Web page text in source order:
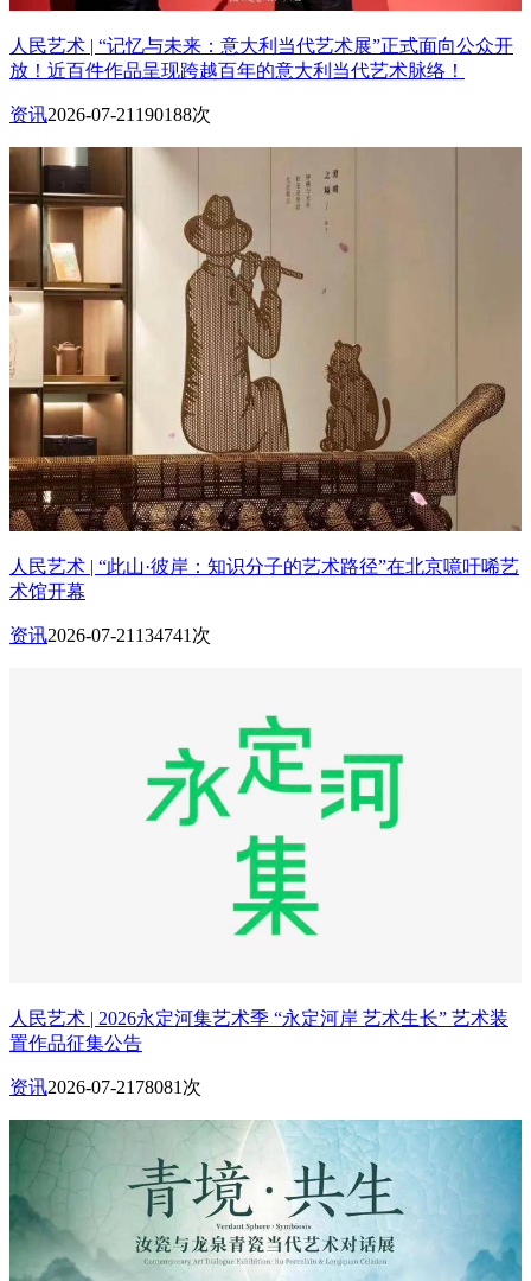
人民艺术 | “记忆与未来：意大利当代艺术展”正式面向公众开
放！近百件作品呈现跨越百年的意大利当代艺术脉络！
资讯2026-07-21 190188次
人民艺术 | “此山·彼岸：知识分子的艺术路径”在北京噫吁唏艺
术馆开幕
资讯2026-07-21 134741次
人民艺术 | 2026永定河集艺术季 “永定河岸 艺术生长” 艺术装
置作品征集公告
资讯2026-07-21 78081次